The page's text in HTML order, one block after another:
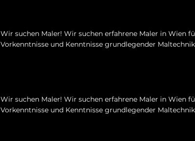
Wir suchen Maler! Wir suchen erfahrene Maler in Wien
Vorkenntnisse und Kenntnisse grundlegender
Wir suchen Maler! Wir suchen erfahrene Maler in Wien
Vorkenntnisse und Kenntnisse grundlegender